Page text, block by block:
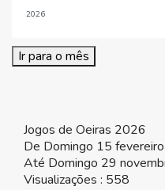
Ir para o mês
Jogos de Oeiras 2026
De Domingo 15
Até Domingo 29
Visualizações : 558